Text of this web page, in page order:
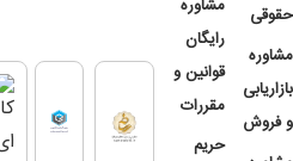
حقوقی
مشاوره
بازاریابی
و فروش
مشاوره
رایگان
قوانین و
مقررات
حریم